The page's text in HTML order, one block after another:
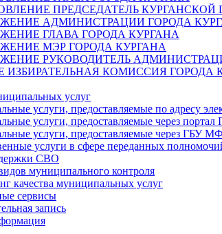
ПРЕДСЕДАТЕЛЬ
АДМИНИСТРАЦИИ ГОРОДА
ГЛАВА ГОРОДА КУРГАНА
МЭР ГОРОДА КУРГАНА
РУКОВОДИТЕЛЬ
ИЗБИРАТЕЛЬНАЯ КОМИССИЯ ГОРОДА
услуг
услуги, предоставляемые по адресу
услуги, предоставляемые через портал
услуги, предоставляемые через ГБУ
услуги в сфере переданных
СВО
муниципального контроля
качества муниципальных услуг
сервисы
запись